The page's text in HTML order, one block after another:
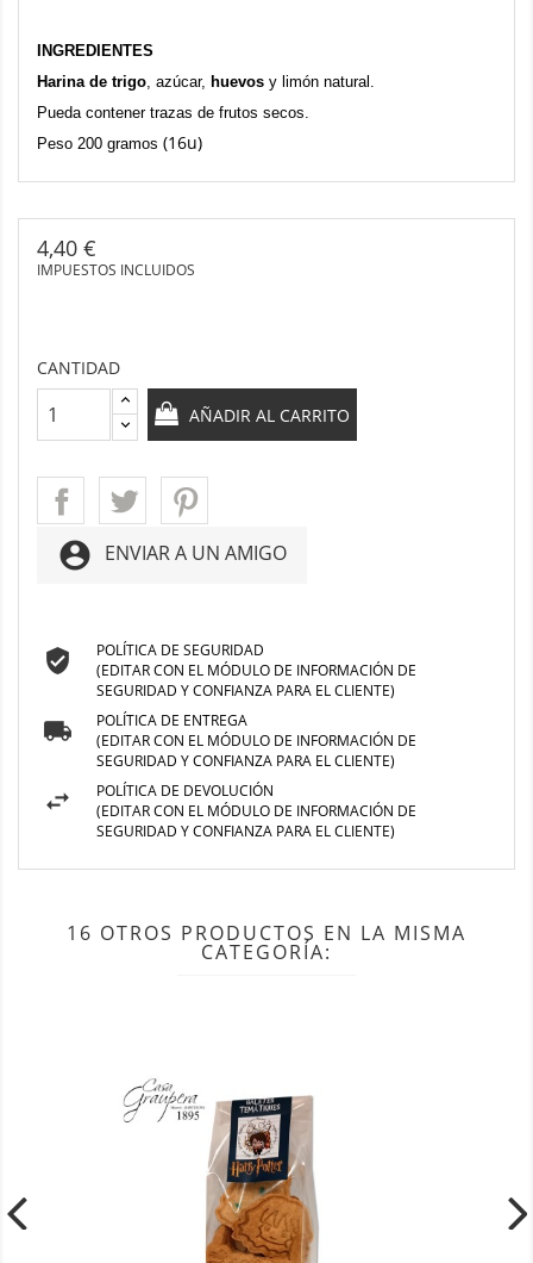
INGREDIENTES
Harina de trigo , azúcar, huevos y limón natural.
Pueda contener trazas de frutos secos.
Peso 200 gramos (16u)
4,40 €
IMPUESTOS INCLUIDOS
CANTIDAD
AÑADIR AL CARRITO
account_circle ENVIAR A UN AMIGO
POLÍTICA DE SEGURIDAD
(EDITAR CON EL MÓDULO DE INFORMACIÓN DE
SEGURIDAD Y CONFIANZA PARA EL CLIENTE)
POLÍTICA DE ENTREGA
(EDITAR CON EL MÓDULO DE INFORMACIÓN DE
SEGURIDAD Y CONFIANZA PARA EL CLIENTE)
POLÍTICA DE DEVOLUCIÓN
(EDITAR CON EL MÓDULO DE INFORMACIÓN DE
SEGURIDAD Y CONFIANZA PARA EL CLIENTE)
16 OTROS PRODUCTOS EN LA MISMA
CATEGORÍA: